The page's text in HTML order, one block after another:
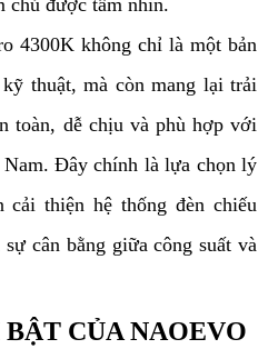
chủ được tầm nhìn.
4300K không chỉ là một bản
thuật, mà còn mang lại trải
toàn, dễ chịu và phù hợp với
Đây chính là lựa chọn lý
cải thiện hệ thống đèn chiếu
cân bằng giữa công suất và
CỦA NAOEVO